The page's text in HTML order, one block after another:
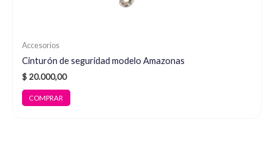
Accesorios
Cinturón de seguridad modelo Amazonas
$20.000,00
COMPRAR